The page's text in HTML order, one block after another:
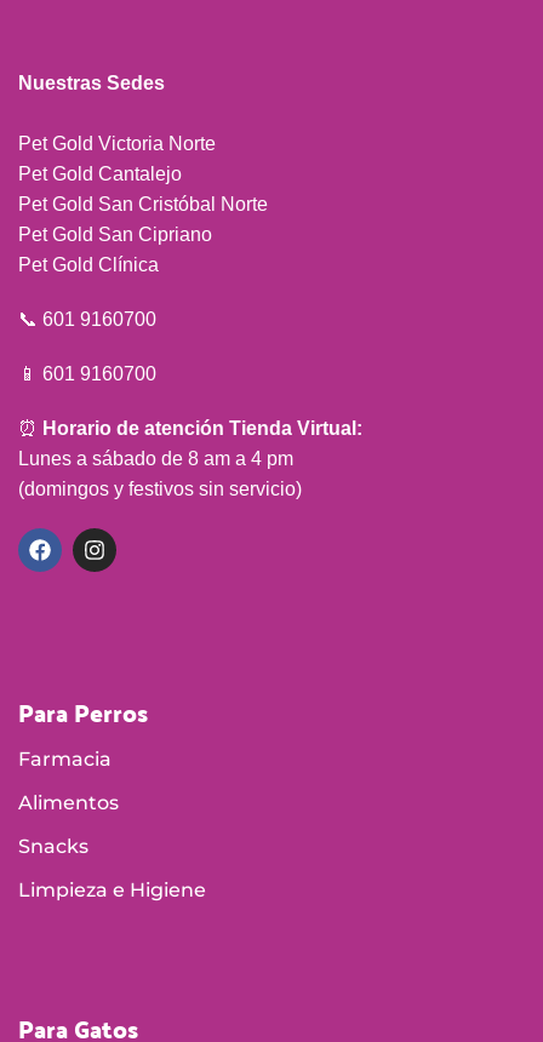
Nuestras Sedes
Pet Gold Victoria Norte
Pet Gold Cantalejo
Pet Gold San Cristóbal Norte
Pet Gold San Cipriano
Pet Gold Clínica
📞 601 9160700
📱 601 9160700
⏰ Horario de atención Tienda Virtual:
Lunes a sábado de 8 am a 4 pm
(domingos y festivos sin servicio)
Para Perros
Farmacia
Alimentos
Snacks
Limpieza e Higiene
Para Gatos